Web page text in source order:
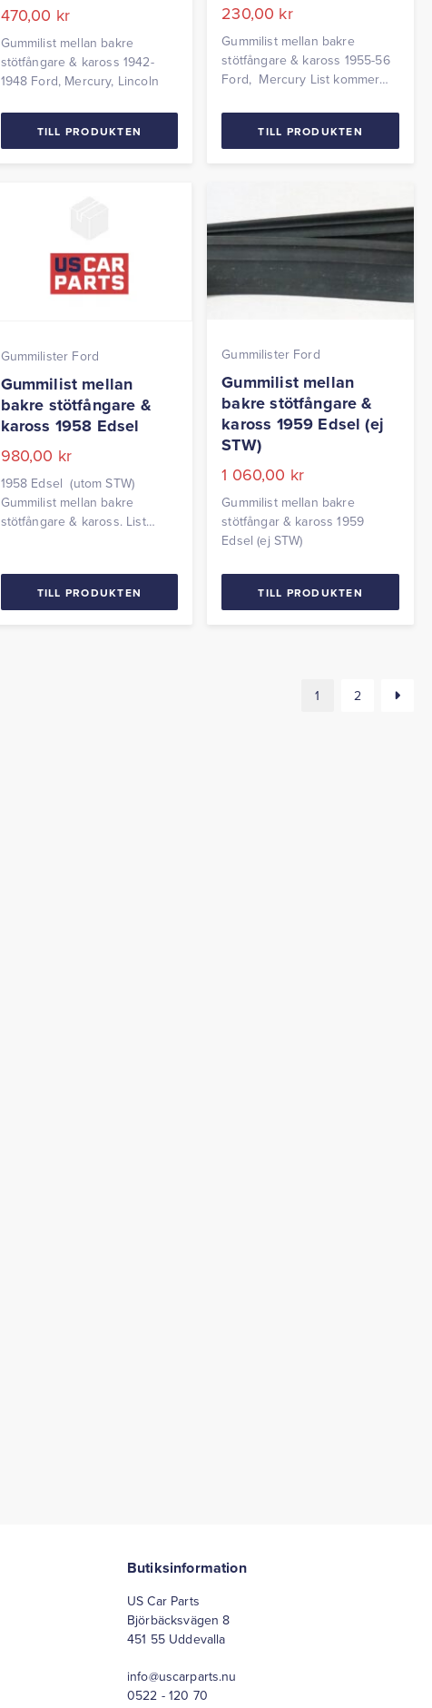
470,00 kr
Gummilist mellan bakre
stötfångare & kaross 1942-
1948 Ford, Mercury, Lincoln
TILL PRODUKTEN
230,00 kr
Gummilist mellan bakre
stötfångare & kaross 1955-56
Ford, Mercury List kommer
TILL PRODUKTEN
Gummilister Ford
Gummilist mellan
bakre stötfångare &
kaross 1958 Edsel
980,00 kr
1958 Edsel (utom STW)
Gummilist mellan bakre
stötfångare & kaross. List
TILL PRODUKTEN
Gummilister Ford
Gummilist mellan
bakre stötfångare &
kaross 1959 Edsel (ej
STW)
1 060,00 kr
Gummilist mellan bakre
stötfångar & kaross 1959
Edsel (ej STW)
TILL PRODUKTEN
1 2
Butiksinformation
US Car Parts
Björbäcksvägen 8
451 55 Uddevalla
info@uscarparts.nu
0522 - 120 70